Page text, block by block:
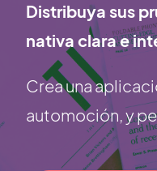
Distribuya sus
nativa clara e
Crea una
automoción, y